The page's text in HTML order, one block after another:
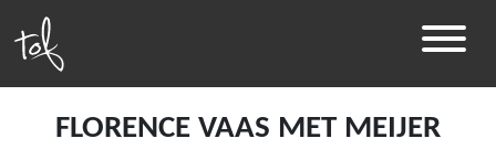
FLORENCE VAAS MET MEIJER